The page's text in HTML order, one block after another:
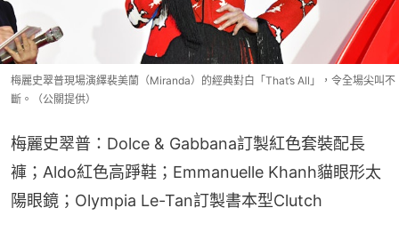
梅麗史翠普現場演繹裴美蘭（Miranda）的經典對白「That’s All」，令全場尖叫不
斷。（公關提供）
梅麗史翠普：Dolce & Gabbana訂製紅色套裝配長
褲；Aldo紅色高踭鞋；Emmanuelle Khanh貓眼形太
陽眼鏡；Olympia Le-Tan訂製書本型Clutch